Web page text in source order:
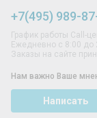
+7(495) 989-
График работы Call-
Ежедневно с 8:00 до
Заказы на сайте
Нам важно Ваше
Написать